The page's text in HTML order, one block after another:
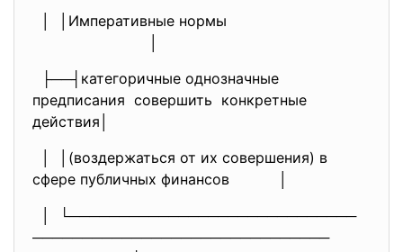
│ │Императивные нормы
├──┤категоричные однозначные
предписания совершить конкретные
действия│
│ │(воздержаться от их совершения) в
сфере публичных финансов │
│ └─────────────────────────────
──────────────────────────────